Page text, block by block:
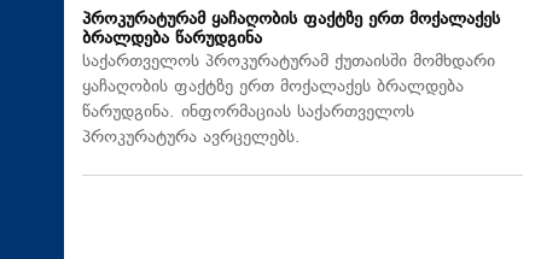
პროკურატურამ ყაჩაღობის ფაქტზე ერთ მოქალაქეს
ბრალდება წარუდგინა
საქართველოს პროკურატურამ ქუთაისში მომხდარი
ყაჩაღობის ფაქტზე ერთ მოქალაქეს ბრალდება
წარუდგინა. ინფორმაციას საქართველოს
პროკურატურა ავრცელებს.